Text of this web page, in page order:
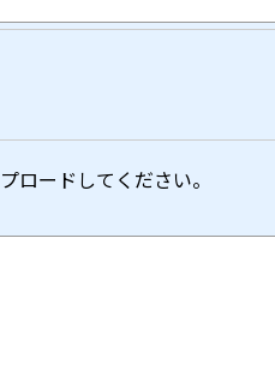
ードしてください。